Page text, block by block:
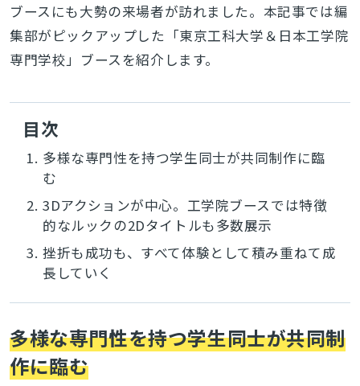
ブースにも大勢の来場者が訪れました。本記事では編
集部がピックアップした「東京工科大学＆日本工学院
専門学校」ブースを紹介します。
目次
1. 多様な専門性を持つ学生同士が共同制作に臨
む
2. 3Dアクションが中心。工学院ブースでは特徴
的なルックの2Dタイトルも多数展示
3. 挫折も成功も、すべて体験として積み重ねて成
長していく
多様な専門性を持つ学生同士が共同制
作に臨む